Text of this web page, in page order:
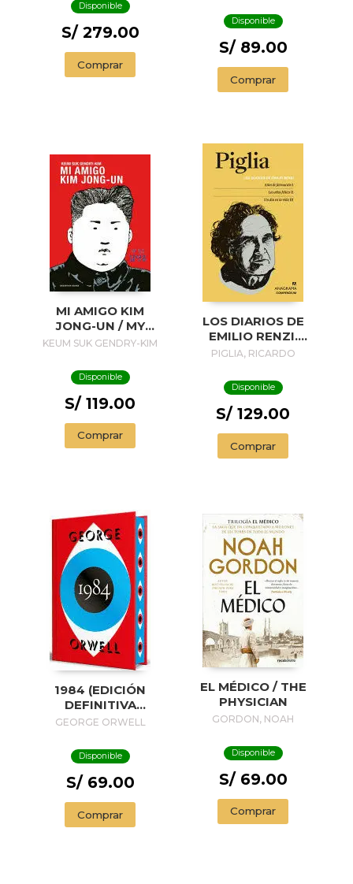
Disponible
S/ 279.00
Comprar
Disponible
S/ 89.00
Comprar
MI AMIGO KIM
JONG-UN / MY
FRIEND KIM JONG-
KEUM SUK GENDRY-KIM
Disponible
S/ 119.00
Comprar
LOS DIARIOS DE
EMILIO RENZI.
AÑOS DE
AÑOS FELICES II;
UN DIA EN LA VIDA
III
PIGLIA, RICARDO
Disponible
S/ 129.00
Comprar
1984 (EDICIÓN
DEFINITIVA
AVALADA POR THE
(EDICIÓN ESPECIAL
LIMITADA CON
CANTOS
PINTADOS) / 1984
(EDITION
ENDORSED BY THE
GEORGE ORWELL
Disponible
S/ 69.00
Comprar
EL MÉDICO / THE
PHYSICIAN
GORDON, NOAH
Disponible
S/ 69.00
Comprar